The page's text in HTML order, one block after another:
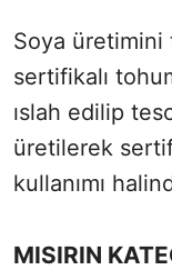
Soya üretimini
sertifikalı
ıslah edilip
üretilerek
kullanımı
MISIRIN